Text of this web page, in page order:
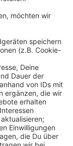
der Verein
die Infotafeln
vergibt. Diese
gehört auch
noch
so wie